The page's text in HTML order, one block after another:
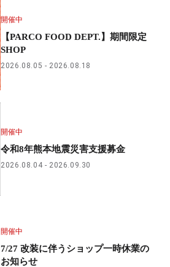
開催中
【PARCO FOOD DEPT.】期間限定
SHOP
2026.08.05 2026.08.18
開催中
令和8年熊本地震災害支援募金
2026.08.04 2026.09.30
開催中
7/27 改装に伴うショップ一時休業の
お知らせ